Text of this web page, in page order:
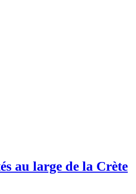
au large de la Crète